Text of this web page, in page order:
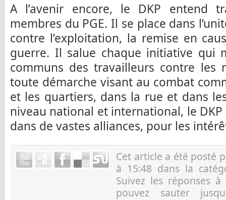
A l’avenir encore, le DKP entend
membres du PGE. Il se place dans
contre l’exploitation, la remise en
guerre. Il salue chaque initiative qui
communs des travailleurs contre les
toute démarche visant au combat
et les quartiers, dans la rue et dans
niveau national et international, le DKP
dans de vastes alliances, pour les
Cet article a été posté
à 15:48 dans la
Suivez les réponses
pouvez sauter